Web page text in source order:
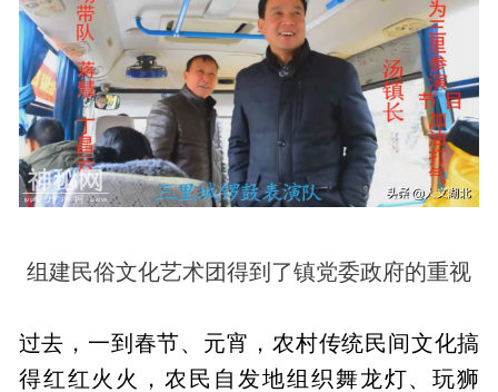
组建民俗文化艺术团得到了镇党委政府的重视
过去，一到春节、元宵，农村传统民间文化搞
得红红火火，农民自发地组织舞龙灯、玩狮